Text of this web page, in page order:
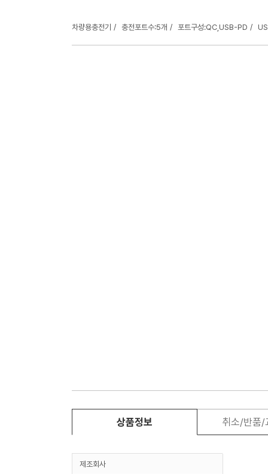
차량용충전기 충전포트수:5개 포트구성:QC,USB-PD
상품정보 취소/반품/
제조회사